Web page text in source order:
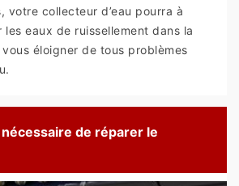
votre collecteur d’eau pourra à
les eaux de ruissellement dans la
éloigner de tous problèmes
de réparer le